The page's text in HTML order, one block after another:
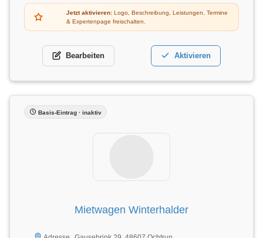
Jetzt aktivieren: Logo, Beschreibung, Leistungen, Termine
& Expertenpage freischalten.
Bearbeiten Aktivieren
Basis-Eintrag · inaktiv
Mietwagen Winterhalder